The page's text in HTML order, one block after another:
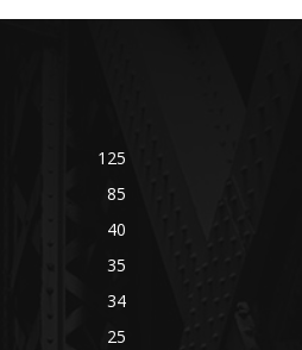
125
85
40
35
34
25